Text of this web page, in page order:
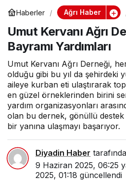
Haberler Ağrı Haber
Umut Kervanı Ağrı
Bayramı Yardımları
Umut Kervanı Ağrı Derneği,
olduğu gibi bu yıl da şehirdeki
aileye kurban eti ulaştırarak
en güzel örneklerinden birini
yardım organizasyonları
olan bu dernek, gönüllü
bir yanına ulaşmayı başarıyor.
Diyadin Haber
9 Haziran 2025, 06:25
2025, 01:18 güncellendi